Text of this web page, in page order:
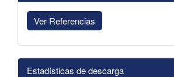
Ver Referencias
Estadísticas de descarga